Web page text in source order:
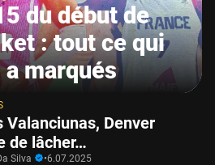
du début de
: tout ce qui
a marqués
Valanciunas, Denver
de lâcher…
Silva •6.07.2025